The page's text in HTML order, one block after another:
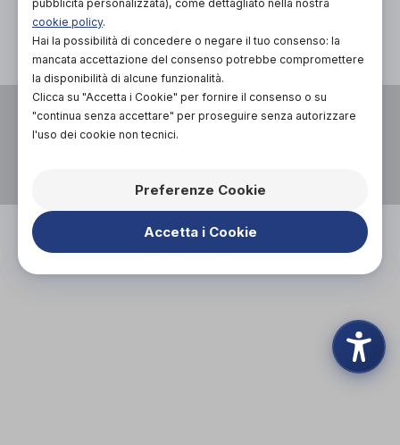
VIA XX SETTEMBRE 2,
13900, BIELLA (BI)
P.I. 02074790011
INFO@OFFICINAORTOPEDICABIELLESE.IT
pubblicità personalizzata), come dettagliato nella nostra
cookie policy.
Hai la possibilità di concedere o negare il tuo consenso: la
mancata accettazione del consenso potrebbe compromettere
la disponibilità di alcune funzionalità.
Clicca su "Accetta i Cookie" per fornire il consenso o su
"continua senza accettare" per proseguire senza autorizzare
l'uso dei cookie non tecnici.
Preferenze Cookie
Accetta i Cookie